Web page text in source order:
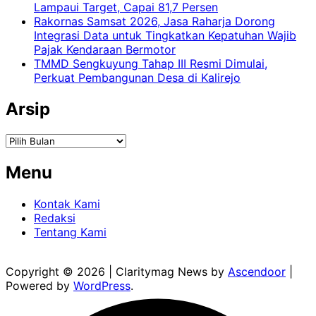
Lampaui Target, Capai 81,7 Persen
Rakornas Samsat 2026, Jasa Raharja Dorong
Integrasi Data untuk Tingkatkan Kepatuhan Wajib
Pajak Kendaraan Bermotor
TMMD Sengkuyung Tahap III Resmi Dimulai,
Perkuat Pembangunan Desa di Kalirejo
Arsip
Arsip
Menu
Kontak Kami
Redaksi
Tentang Kami
Copyright © 2026 | Claritymag News by Ascendoor
Powered by WordPress.